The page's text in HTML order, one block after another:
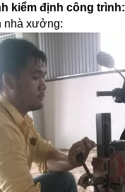
kiểm định công trình:
nhà xưởng: